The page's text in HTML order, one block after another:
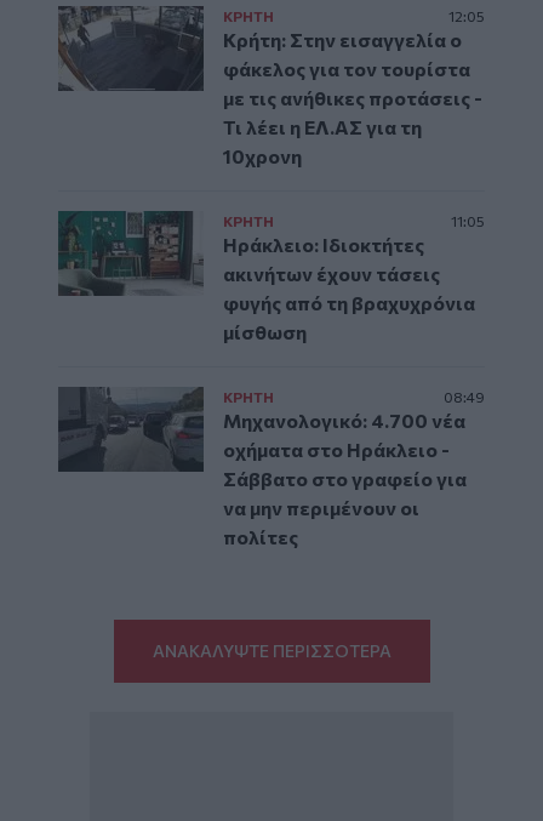
ΚΡΗΤΗ 12:05
Κρήτη: Στην εισαγγελία ο
φάκελος για τον τουρίστα
με τις ανήθικες προτάσεις -
Τι λέει η ΕΛ.ΑΣ για τη
10χρονη
ΚΡΗΤΗ 11:05
Ηράκλειο: Ιδιοκτήτες
ακινήτων έχουν τάσεις
φυγής από τη βραχυχρόνια
μίσθωση
ΚΡΗΤΗ 08:49
Μηχανολογικό: 4.700 νέα
οχήματα στο Ηράκλειο -
Σάββατο στο γραφείο για
να μην περιμένουν οι
πολίτες
ΑΝΑΚΑΛΥΨΤΕ ΠΕΡΙΣΣΟΤΕΡΑ